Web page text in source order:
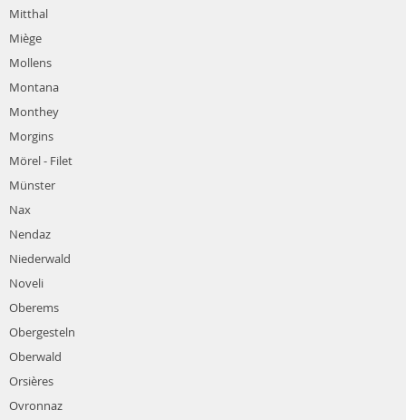
Mitthal
Miège
Mollens
Montana
Monthey
Morgins
Mörel - Filet
Münster
Nax
Nendaz
Niederwald
Noveli
Oberems
Obergesteln
Oberwald
Orsières
Ovronnaz